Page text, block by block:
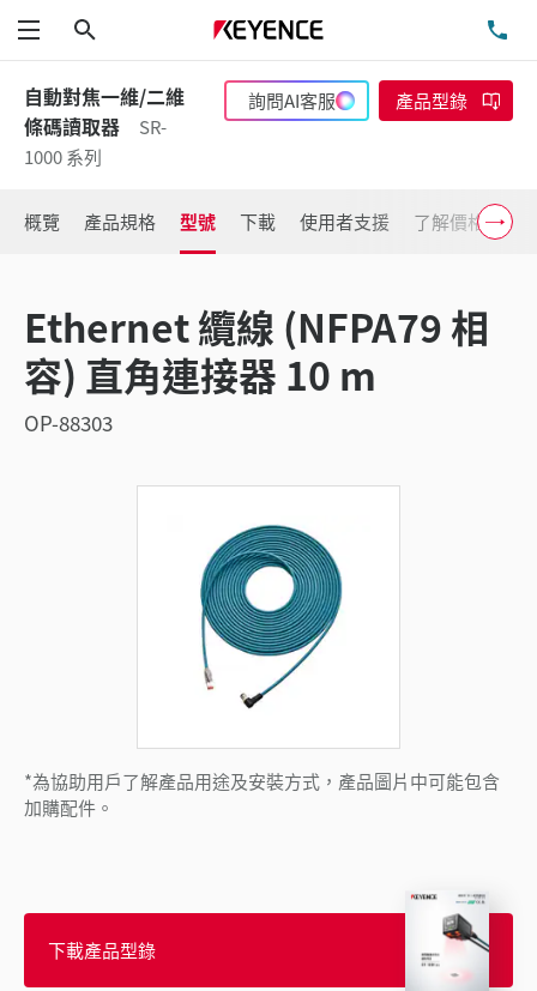
功能表
自動對焦一維/二維
條碼讀取器
SR-
1000 系列
詢問AI客服 產品型錄
概覽 產品規格 型號 下載 使用者支援 了解價格
Ethernet 纜線 (NFPA79 相
容) 直角連接器 10 m
OP-88303
*為協助用戶了解產品用途及安裝方式，產品圖片中可能包含
加購配件。
下載產品型錄